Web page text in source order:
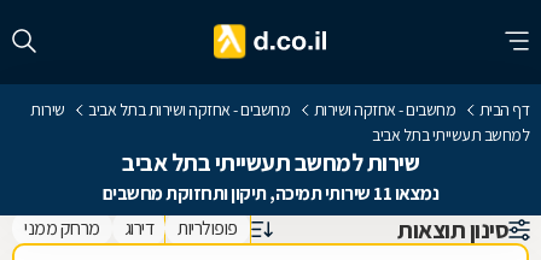
דף הבית מחשבים - אחזקה ושירות מחשבים - אחזקה ושירות בתל אביב
שירות
למחשב תעשייתי בתל אביב
שירות למחשב תעשייתי בתל אביב
נמצאו 11 שירותי תמיכה, תיקון ותחזוקת מחשבים
סינון תוצאות פופולריות דירוג מרחק ממני